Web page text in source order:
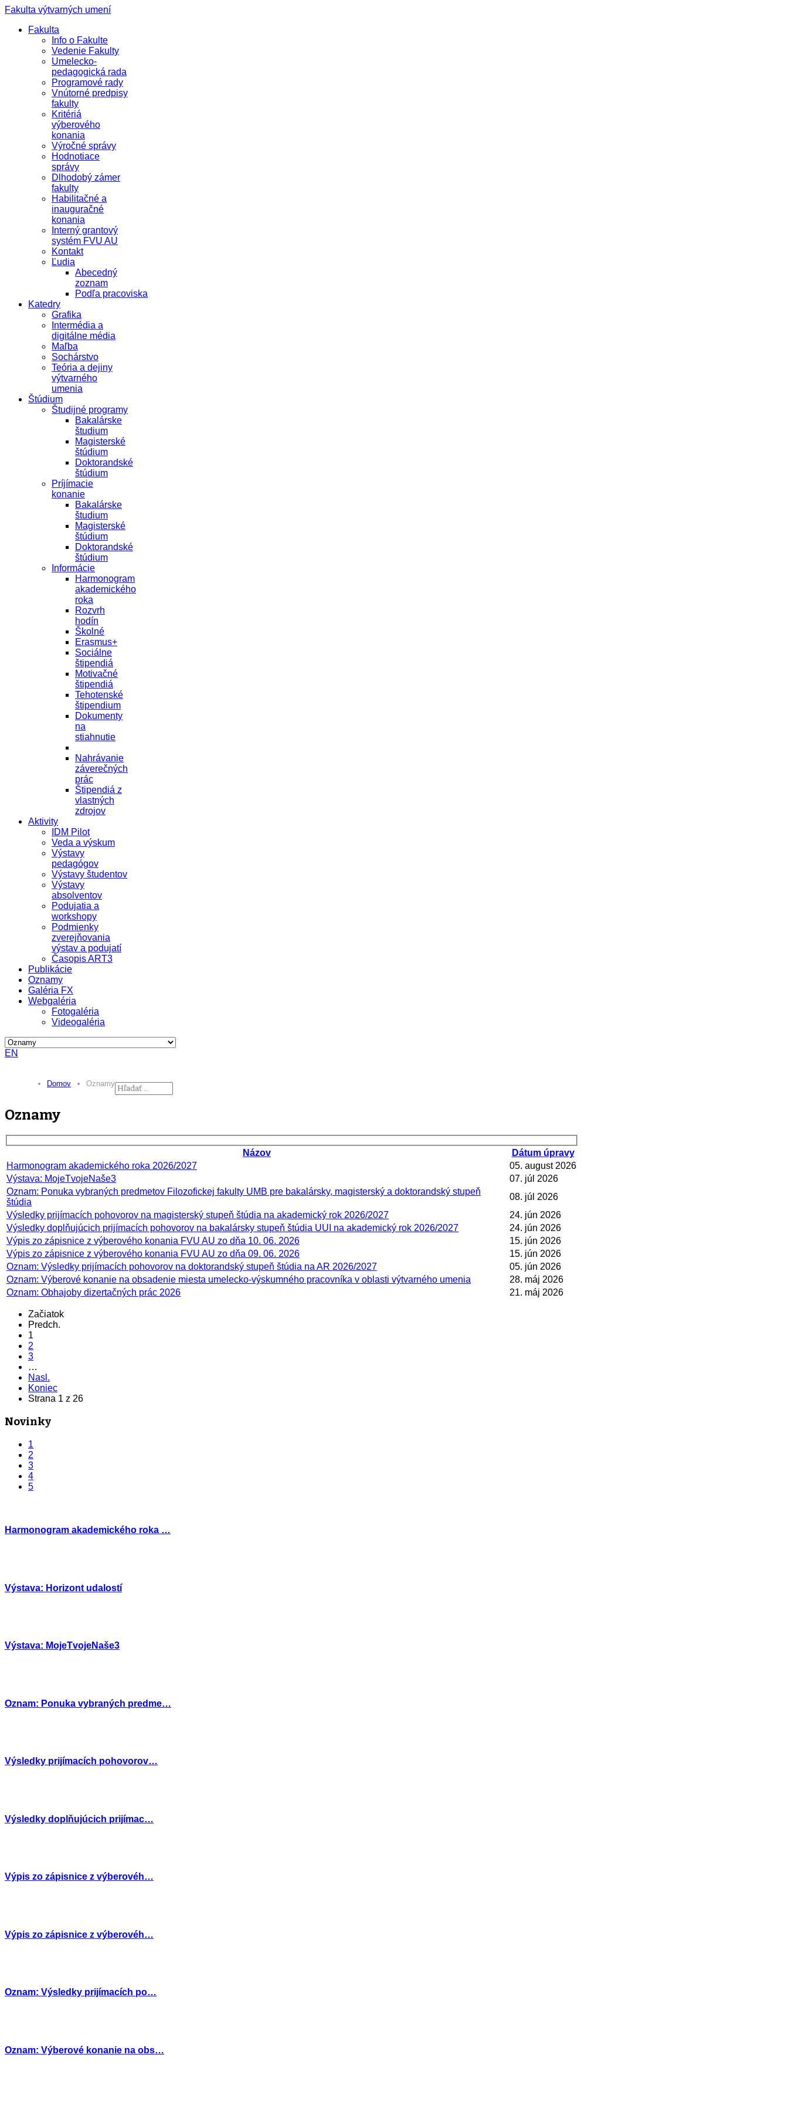
Fakulta výtvarných umení
Fakulta
Info o Fakulte
Vedenie Fakulty
Umelecko-
pedagogická rada
Programové rady
Vnútorné predpisy
fakulty
Kritériá
výberového
konania
Výročné správy
Hodnotiace
správy
Dlhodobý zámer
fakulty
Habilitačné a
inauguračné
konania
Interný grantový
systém FVU AU
Kontakt
Ľudia
Abecedný
zoznam
Podľa pracoviska
Katedry
Grafika
Intermédia a
digitálne média
Maľba
Sochárstvo
Teória a dejiny
výtvarného
umenia
Štúdium
Študijné programy
Bakalárske
študium
Magisterské
štúdium
Doktorandské
štúdium
Príjímacie
konanie
Bakalárske
študium
Magisterské
štúdium
Doktorandské
štúdium
Informácie
Harmonogram
akademického
roka
Rozvrh
hodín
Školné
Erasmus+
Sociálne
štipendiá
Motivačné
štipendiá
Tehotenské
štipendium
Dokumenty
na
stiahnutie
Nahrávanie
záverečných
prác
Štipendiá z
vlastných
zdrojov
Aktivity
IDM Pilot
Veda a výskum
Výstavy
pedagógov
Výstavy študentov
Výstavy
absolventov
Podujatia a
workshopy
Podmienky
zverejňovania
výstav a podujatí
Časopis ART3
Publikácie
Oznamy
Galéria FX
Webgaléria
Fotogaléria
Videogaléria
EN
Domov Oznamy
Oznamy
Názov
Dátum úpravy
Harmonogram akademického roka 2026/2027
05. august 2026
Výstava: MojeTvojeNaše3
07. júl 2026
Oznam: Ponuka vybraných predmetov Filozofickej fakulty UMB pre bakalársky, magisterský a doktorandský stupeň
štúdia
08. júl 2026
Výsledky prijímacích pohovorov na magisterský stupeň štúdia na akademický rok 2026/2027
24. jún 2026
Výsledky doplňujúcich prijímacích pohovorov na bakalársky stupeň štúdia UUI na akademický rok 2026/2027
24. jún 2026
Výpis zo zápisnice z výberového konania FVU AU zo dňa 10. 06. 2026
15. jún 2026
Výpis zo zápisnice z výberového konania FVU AU zo dňa 09. 06. 2026
15. jún 2026
Oznam: Výsledky prijímacích pohovorov na doktorandský stupeň štúdia na AR 2026/2027
05. jún 2026
Oznam: Výberové konanie na obsadenie miesta umelecko-výskumného pracovníka v oblasti výtvarného umenia
28. máj 2026
Oznam: Obhajoby dizertačných prác 2026
21. máj 2026
Začiatok
Predch.
1
2
3
…
Nasl.
Koniec
Strana 1 z 26
Novinky
1
2
3
4
5
Harmonogram akademického roka …
Výstava: Horizont udalostí
Výstava: MojeTvojeNaše3
Oznam: Ponuka vybraných predme…
Výsledky prijímacích pohovorov…
Výsledky doplňujúcich prijímac…
Výpis zo zápisnice z výberovéh…
Výpis zo zápisnice z výberovéh…
Oznam: Výsledky prijímacích po…
Oznam: Výberové konanie na obs…